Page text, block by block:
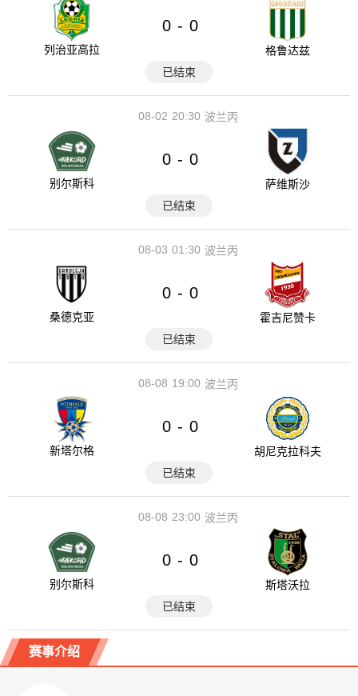
列治亚高拉
0 - 0
格鲁达兹
已结束
20:30
08-02 波兰丙
别尔斯科
0 - 0
萨维斯沙
已结束
01:30
08-03 波兰丙
桑德克亚
0 - 0
霍吉尼赞卡
已结束
19:00
08-08 波兰丙
新塔尔格
0 - 0
胡尼克拉科夫
已结束
23:00
08-08 波兰丙
别尔斯科
0 - 0
斯塔沃拉
已结束
赛事介绍